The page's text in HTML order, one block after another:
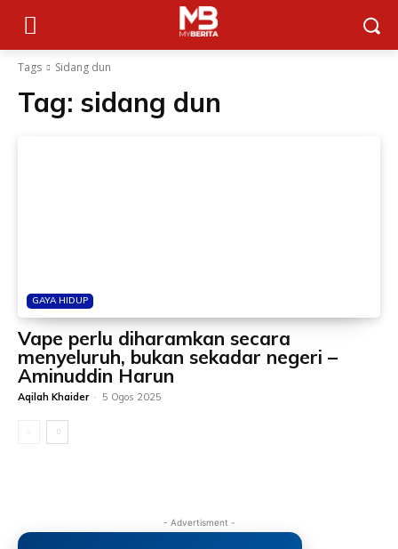
Tags Sidang dun
Tag: sidang dun
GAYA HIDUP
Vape perlu diharamkan secara
menyeluruh, bukan sekadar negeri –
Aminuddin Harun
Aqilah Khaider - 5 Ogos 2025
- Advertisment -